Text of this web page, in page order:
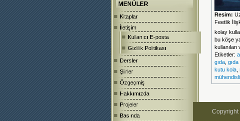
MENÜLER
Kitaplar
İletişim
Kullanıcı E-posta
Gizlilik Politikası
Dersler
Şiirler
Özgeçmiş
Hakkımızda
Projeler
Basında
Resim:
Feetlik
kolay
bu köşe
kullanılan
Etiketler:
gıda
kutu kola
Copyright